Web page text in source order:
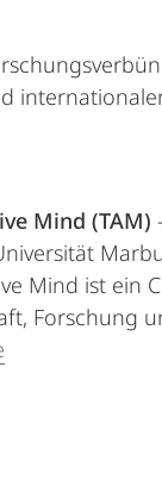
Mind (TAM)
Mind ist ein
Forschung